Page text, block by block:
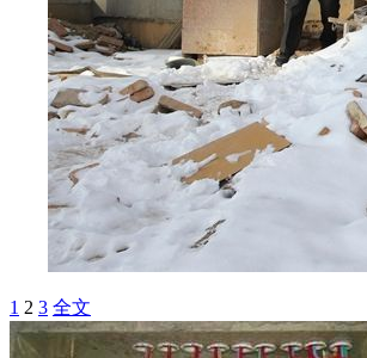
1 2 3 全文